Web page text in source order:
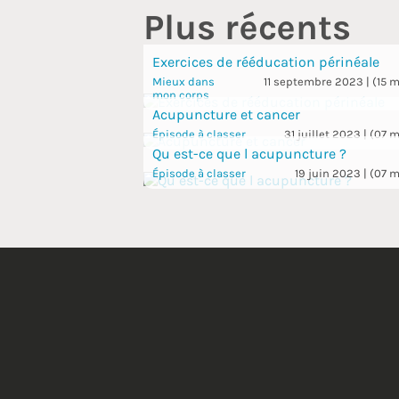
Plus récents
Exercices de rééducation périnéale
11 septembre 2023 | (15
Mieux dans
mon corps
Acupuncture et cancer
31 juillet 2023 | (07
Épisode à classer
Qu est-ce que l acupuncture ?
19 juin 2023 | (07
Épisode à classer